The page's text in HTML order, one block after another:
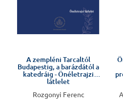
A zempléni Tarcaltól
Budapestig, a barázdától a
katedráig - Önéletrajzi
látlelet
Rozgonyi Ferenc